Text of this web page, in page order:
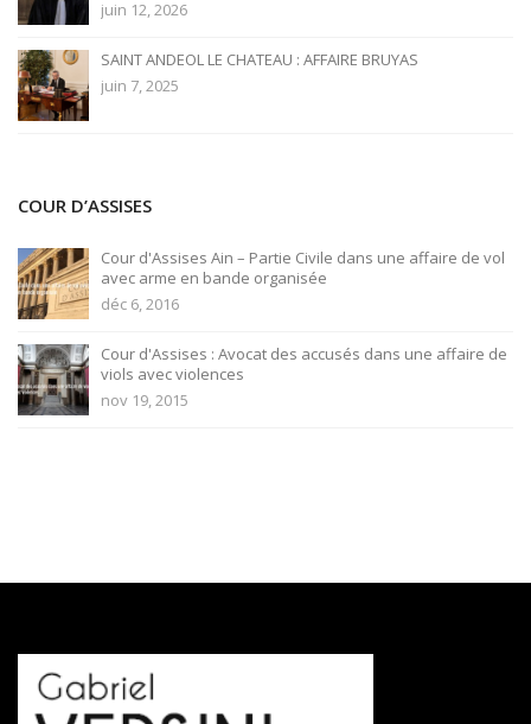
juin 12, 2026
SAINT ANDEOL LE CHATEAU : AFFAIRE BRUYAS
juin 7, 2025
COUR D’ASSISES
Cour d'Assises Ain – Partie Civile dans une affaire de vol
avec arme en bande organisée
déc 6, 2016
Cour d'Assises : Avocat des accusés dans une affaire de
viols avec violences
nov 19, 2015